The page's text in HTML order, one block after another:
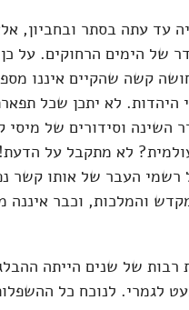
עד עתה בסתר ובחביון, אלא
של הימים הרחוקים. על כן
קשה שהקיים איננו
היהדות. לא יתכן שכל
וסידורים של מיסי
לא מתקבל על הדעת!
העבר של אותו קשר
והמלכות, וכבר איננה
של שנים הייתה
לגמרי. לנוכח כל